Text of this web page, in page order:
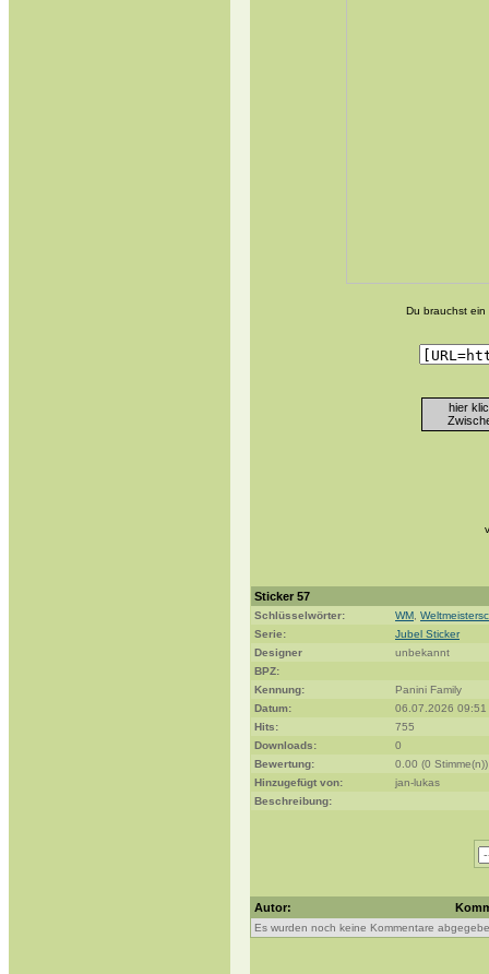
Du brauchst ein
hier
Sticker 57
Schlüsselwörter: WM
Serie:
Jubel Sticker
Designer
unbekannt
BPZ:
Kennung:
Panini Family
Datum:
06.07.2026 09:51
Hits:
755
Downloads:
0
Bewertung:
0.00 (0 Stimme(n))
Hinzugefügt von:
jan-lukas
Beschreibung:
Autor:
Es wurden noch keine Kommentare